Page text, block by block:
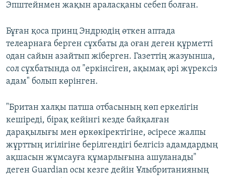
Эпштейнмен жақын араласқаны себеп болған.
Бұған қоса принц Эндрюдің өткен аптада
телеарнаға берген сұхбаты да оған деген құрметті
одан сайын азайтып жіберген. Газеттің жазуынша,
сол сұхбатында ол "еркінсіген, ақымақ әрі жүрексіз
адам" болып көрінген.
"Британ халқы патша отбасының көп еркелігін
кешіреді, бірақ кейінгі кезде байқалған
дарақылығы мен өркөкіректігіне, әсіресе жалпы
жұрттың игілігіне берілгендігі белгісіз адамдардың
ақшасын жұмсауға құмарлығына ашуланады"
деген Guardian осы кезге дейін Ұлыбританияның